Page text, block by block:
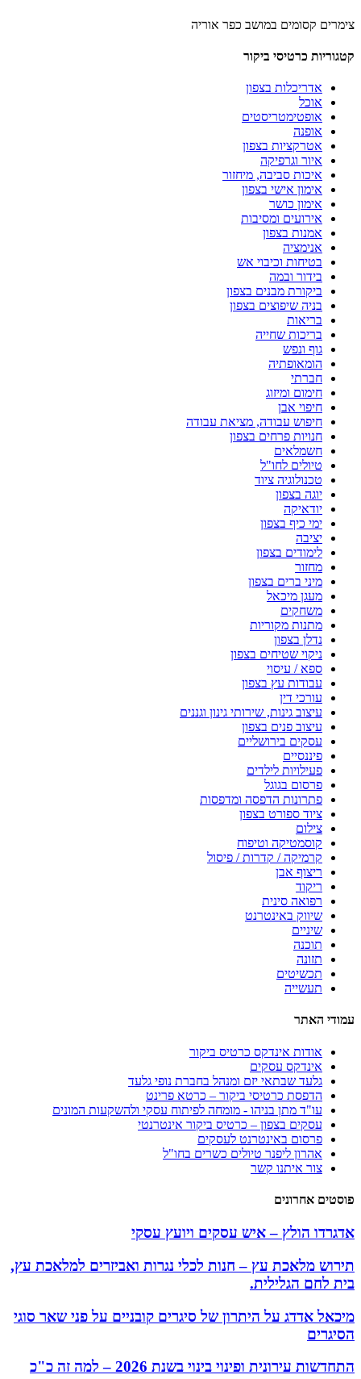
צימרים קסומים במושב כפר אוריה
קטגוריות כרטיסי ביקור
אדריכלות בצפון
אוכל
אופטימטריסטים
אופנה
אטרקציות בצפון
איור וגרפיקה
איכות סביבה, מיחזור
אימון אישי בצפון
אימון כושר
אירועים ומסיבות
אמנות בצפון
אנימציה
בטיחות וכיבוי אש
בידור ובמה
ביקורת מבנים בצפון
בניה שיפוצים בצפון
בריאות
בריכות שחייה
גוף ונפש
הומאופתיה
חברתי
חימום ומיזוג
חיפוי אבן
חיפוש עבודה, מציאת עבודה
חנויות פרחים בצפון
חשמלאים
טיולים לחו"ל
טכנולוגיה ציוד
יוגה בצפון
יודאיקה
ימי כיף בצפון
יציבה
לימודים בצפון
מחזור
מיני ברים בצפון
מעגן מיכאל
משחקים
מתנות מקוריות
נדלן בצפון
ניקוי שטיחים בצפון
ספא / עיסוי
עבודות עץ בצפון
עורכי דין
עיצוב גינות, שירותי גינון וגננים
עיצוב פנים בצפון
עסקים בירושליים
פיננסיים
פעילויות לילדים
פרסום בגוגל
פתרונות הדפסה ומדפסות
ציוד ספורט בצפון
צילום
קוסמטיקה וטיפוח
קרמיקה / קדרות / פיסול
ריצוף אבן
ריקוד
רפואה סינית
שיווק באינטרנט
שיניים
תוכנה
תזונה
תכשיטים
תעשייה
עמודי האתר
אודות אינדקס כרטיס ביקור
אינדקס עסקים
גלעד שבתאי יזם ומנהל בחברת נופי גלעד
הדפסת כרטיסי ביקור – כרטא פרינט
עו"ד מתן בניהו - מומחה לפיתוח עסקי ולהשקעות המונים
עסקים בצפון – כרטיס ביקור אינטרנטי
פרסום באינטרנט לעסקים
אהרון ליפנר טיולים כשרים בחו"ל
צור איתנו קשר
פוסטים אחרונים
אדגרדו הולץ – איש עסקים ויועץ עסקי
תירוש מלאכת עץ – חנות לכלי נגרות ואביזרים למלאכת עץ,
בית לחם הגלילית.
מיכאל אדדג על היתרון של סיגרים קובניים על פני שאר סוגי
הסיגרים
התחדשות עירונית ופינוי בינוי בשנת 2026 – למה זה כ"כ